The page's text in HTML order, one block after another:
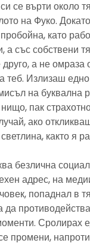
се върти около
на Фуко.
като
а със собствени
а не омраза
теб. Излизаш
на буквална
пак
ако
както я
безлична
адрес, на
попаднал в
Сролирах
промени,